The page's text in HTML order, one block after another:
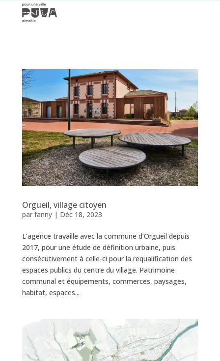
Orgueil, village citoyen
par fanny| Déc 18, 2023
L’agence travaille avec la commune d’Orgueil depuis
2017, pour une étude de définition urbaine, puis
consécutivement à celle-ci pour la requalification des
espaces publics du centre du village. Patrimoine
communal et équipements, commerces, paysages,
habitat, espaces...